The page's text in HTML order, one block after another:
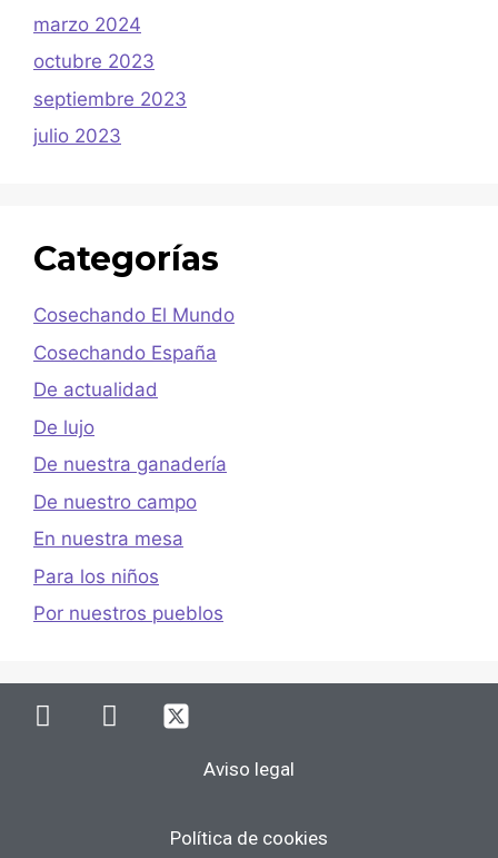
marzo 2024
octubre 2023
septiembre 2023
julio 2023
Categorías
Cosechando El Mundo
Cosechando España
De actualidad
De lujo
De nuestra ganadería
De nuestro campo
En nuestra mesa
Para los niños
Por nuestros pueblos
Aviso legal
Política de cookies